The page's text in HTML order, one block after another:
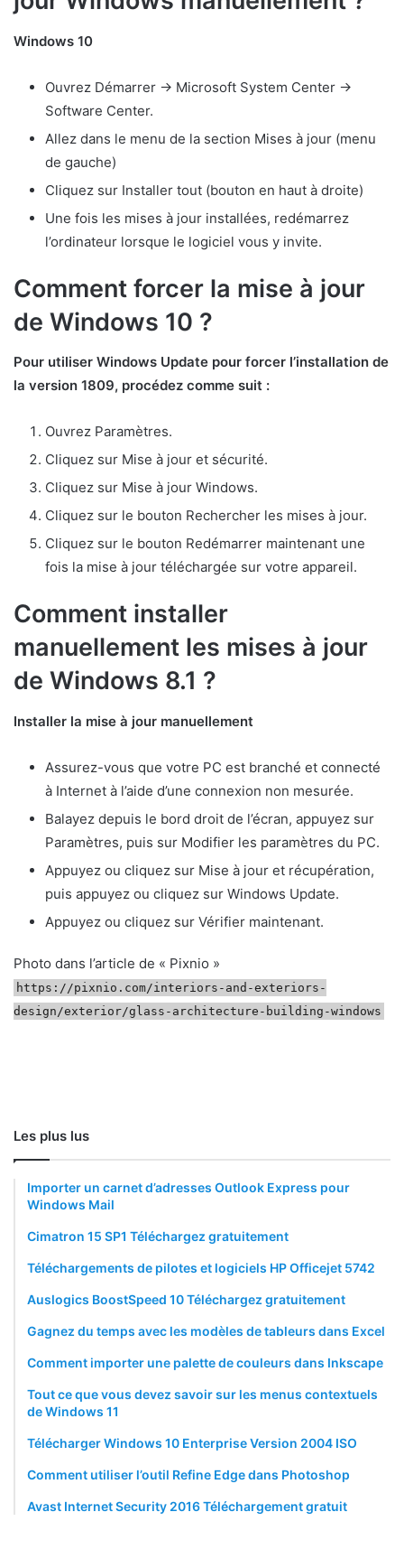
Windows 10
Ouvrez Démarrer -> Microsoft System Center ->
Software Center.
Allez dans le menu de la section Mises à jour (menu
de gauche)
Cliquez sur Installer tout (bouton en haut à droite)
Une fois les mises à jour installées, redémarrez
l’ordinateur lorsque le logiciel vous y invite.
Comment forcer la mise à jour
de Windows 10 ?
Pour utiliser Windows Update pour forcer l’installation de
la version 1809, procédez comme suit :
Ouvrez Paramètres.
Cliquez sur Mise à jour et sécurité.
Cliquez sur Mise à jour Windows.
Cliquez sur le bouton Rechercher les mises à jour.
Cliquez sur le bouton Redémarrer maintenant une
fois la mise à jour téléchargée sur votre appareil.
Comment installer
manuellement les mises à jour
de Windows 8.1 ?
Installer la mise à jour manuellement
Assurez-vous que votre PC est branché et connecté
à Internet à l’aide d’une connexion non mesurée.
Balayez depuis le bord droit de l’écran, appuyez sur
Paramètres, puis sur Modifier les paramètres du PC.
Appuyez ou cliquez sur Mise à jour et récupération,
puis appuyez ou cliquez sur Windows Update.
Appuyez ou cliquez sur Vérifier maintenant.
Photo dans l’article de « Pixnio »
https://pixnio.com/interiors-and-exteriors-
design/exterior/glass-architecture-building-windows
Les plus lus
Importer un carnet d’adresses Outlook Express pour
Windows Mail
Cimatron 15 SP1 Téléchargez gratuitement
Téléchargements de pilotes et logiciels HP Officejet 5742
Auslogics BoostSpeed 10 Téléchargez gratuitement
Gagnez du temps avec les modèles de tableurs dans Excel
Comment importer une palette de couleurs dans Inkscape
Tout ce que vous devez savoir sur les menus contextuels
de Windows 11
Télécharger Windows 10 Enterprise Version 2004 ISO
Comment utiliser l’outil Refine Edge dans Photoshop
Avast Internet Security 2016 Téléchargement gratuit